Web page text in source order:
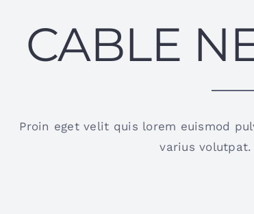
CABLE
Proin eget velit quis lorem euismod
varius